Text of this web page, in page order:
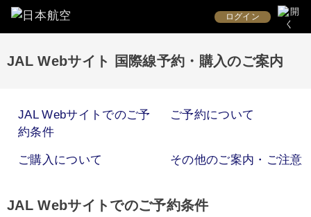
ログイン
JAL Webサイト 国際線予約・購入のご案内
JAL Webサイトでのご予
約条件
ご予約について
ご購入について その他のご案内・ご注意
JAL Webサイトでのご予約条件